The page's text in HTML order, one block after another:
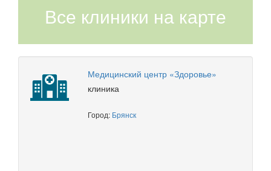
Все клиники на карте
Медицинский центр «Здоровье»
клиника
Город: Брянск